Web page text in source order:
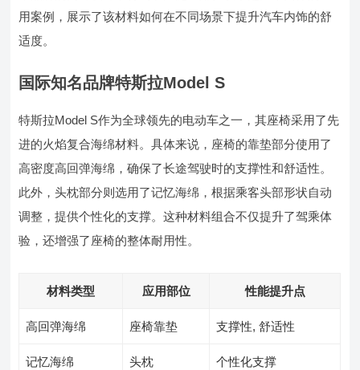
用案例，展示了该材料如何在不同场景下提升汽车内饰的舒
适度。
国际知名品牌特斯拉Model S
特斯拉Model S作为全球领先的电动车之一，其座椅采用了先
进的火焰复合海绵材料。具体来说，座椅的靠垫部分使用了
高密度高回弹海绵，确保了长途驾驶时的支撑性和舒适性。
此外，头枕部分则选用了记忆海绵，根据乘客头部形状自动
调整，提供个性化的支撑。这种材料组合不仅提升了驾乘体
验，还增强了座椅的整体耐用性。
材料类型 应用部位 性能提升点
高回弹海绵 座椅靠垫 支撑性, 舒适性
记忆海绵 头枕 个性化支撑